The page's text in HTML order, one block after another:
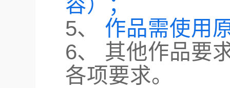
容）；
5、 作品需使用
6、 其他作品要
各项要求。